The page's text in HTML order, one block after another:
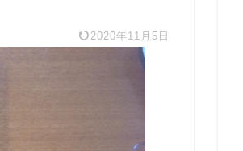
2020年11月5日